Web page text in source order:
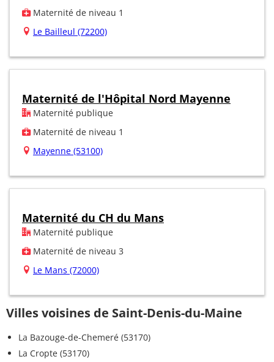
Maternité de niveau 1
Le Bailleul (72200)
Maternité de l'Hôpital Nord Mayenne
Maternité publique
Maternité de niveau 1
Mayenne (53100)
Maternité du CH du Mans
Maternité publique
Maternité de niveau 3
Le Mans (72000)
Villes voisines de Saint-Denis-du-Maine
La Bazouge-de-Chemeré (53170)
La Cropte (53170)